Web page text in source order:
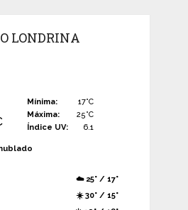
LONDRINA
Mínima:
17°C
Máxima:
25°C
Índice UV:
6.1
☁️ 25° / 17°
☀️ 30° / 15°